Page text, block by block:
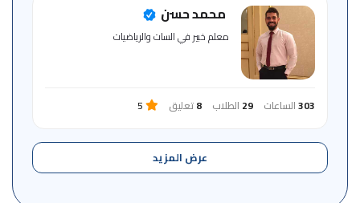
محمد حسن
معلم خبير في السات والرياضيات
303الساعات 29 الطلاب 8تعليق 5
عرض المزيد